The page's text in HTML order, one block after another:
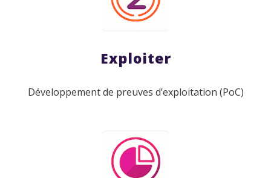
Exploiter
Développement de preuves d’exploitation (PoC)